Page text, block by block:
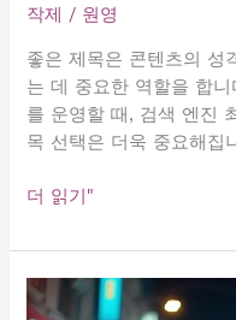
작제 / 원영
좋은 제목은 콘텐츠의 성
는 데 중요한 역할을 합
를 운영할 때, 검색 엔진
목 선택은 더욱 중요해집
물
입
니
다!
더 읽기"